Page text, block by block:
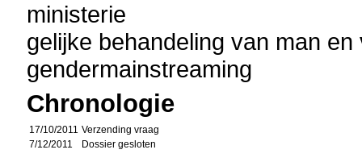
ministerie
gelijke behandeling van man en
gendermainstreaming
Chronologie
17/10/2011 Verzending vraag
7/12/2011
Dossier gesloten